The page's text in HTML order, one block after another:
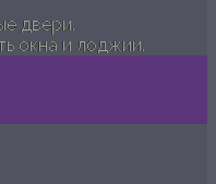
двери.
окна и лоджии.